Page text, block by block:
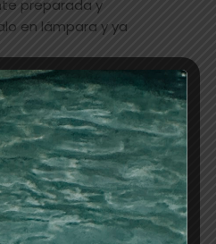
preparada y
en lámpara y ya